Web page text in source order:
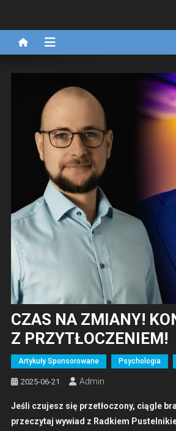
CZAS NA ZMIANY!
Z PRZYTŁOCZENIEM!
Artykuły Sponsorowane Psychologia
2025-06-21 Admin
Jeśli czu­jesz się przetłoc­zony, cią­gle
przeczy­taj wywiad z Rad­kiem